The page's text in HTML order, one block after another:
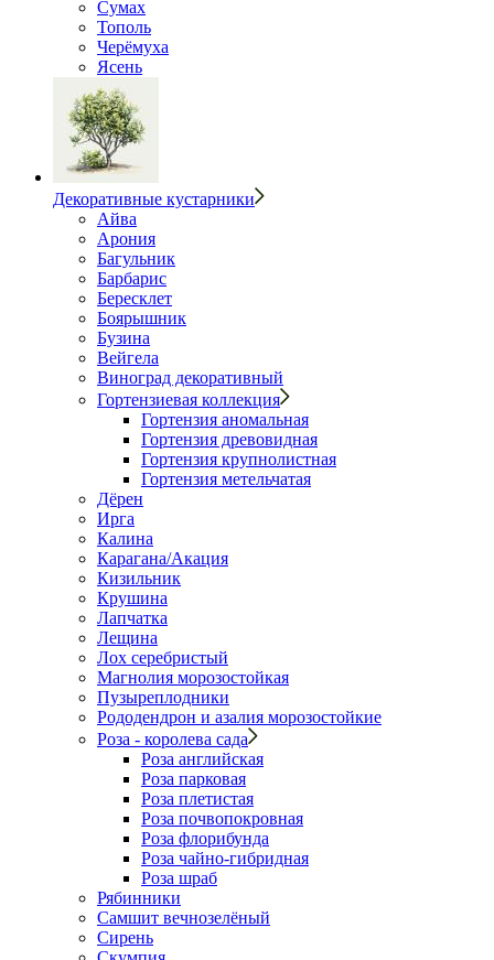
Сумах
Тополь
Черёмуха
Ясень
Декоративные кустарники
Айва
Арония
Багульник
Барбарис
Бересклет
Боярышник
Бузина
Вейгела
Виноград декоративный
Гортензиевая коллекция
Гортензия аномальная
Гортензия древовидная
Гортензия крупнолистная
Гортензия метельчатая
Дёрен
Ирга
Калина
Карагана/Акация
Кизильник
Крушина
Лапчатка
Лещина
Лох серебристый
Магнолия морозостойкая
Пузыреплодники
Рододендрон и азалия морозостойкие
Роза - королева сада
Роза английская
Роза парковая
Роза плетистая
Роза почвопокровная
Роза флорибунда
Роза чайно-гибридная
Роза шраб
Рябинники
Самшит вечнозелёный
Сирень